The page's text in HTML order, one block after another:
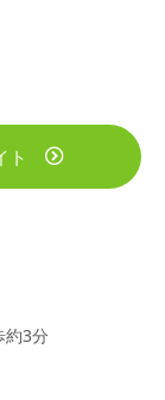
ト
約3分